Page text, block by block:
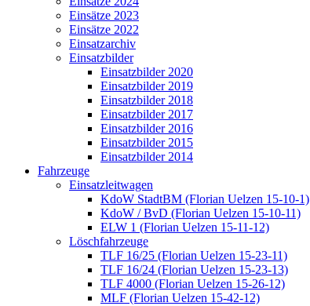
Einsätze 2023
Einsätze 2022
Einsatzarchiv
Einsatzbilder
Einsatzbilder 2020
Einsatzbilder 2019
Einsatzbilder 2018
Einsatzbilder 2017
Einsatzbilder 2016
Einsatzbilder 2015
Einsatzbilder 2014
Fahrzeuge
Einsatzleitwagen
KdoW StadtBM (Florian Uelzen 15-10-1)
KdoW / BvD (Florian Uelzen 15-10-11)
ELW 1 (Florian Uelzen 15-11-12)
Löschfahrzeuge
TLF 16/25 (Florian Uelzen 15-23-11)
TLF 16/24 (Florian Uelzen 15-23-13)
TLF 4000 (Florian Uelzen 15-26-12)
MLF (Florian Uelzen 15-42-12)